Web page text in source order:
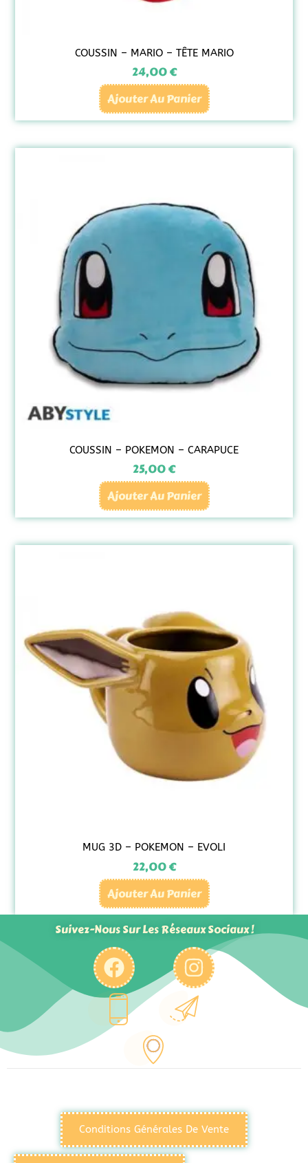
COUSSIN – MARIO – TÊTE MARIO
24,00€
Ajouter Au Panier
COUSSIN – POKEMON – CARAPUCE
25,00€
Ajouter Au Panier
MUG 3D – POKEMON – EVOLI
22,00€
Ajouter Au Panier
Suivez-Nous Sur Les Réseaux Sociaux !
Conditions Générales De Vente